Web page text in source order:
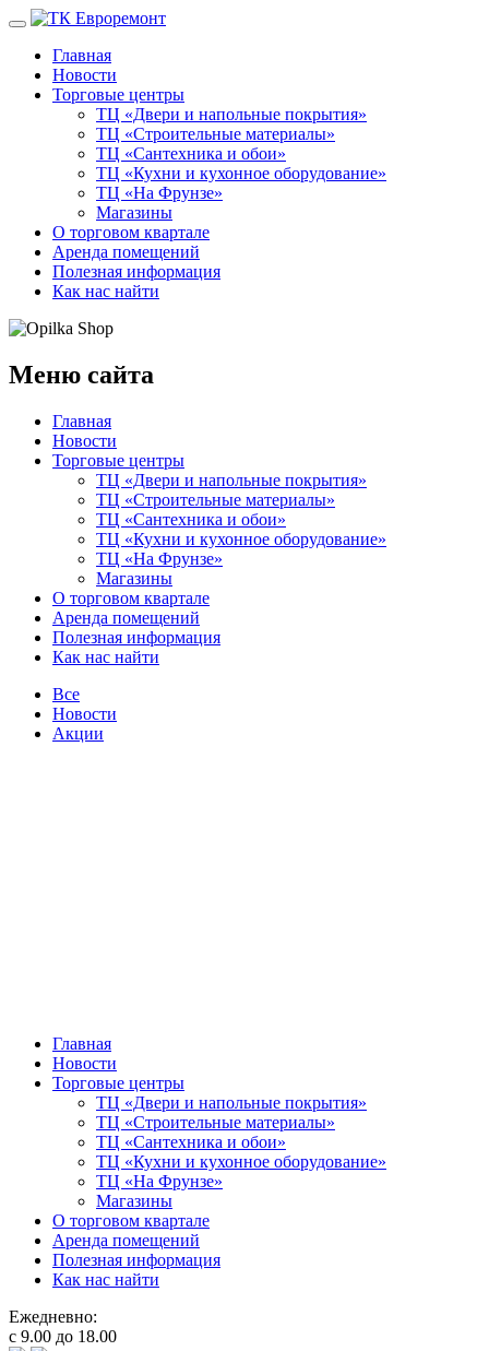
Главная
Новости
Торговые центры
ТЦ «Двери и напольные покрытия»
ТЦ «Строительные материалы»
ТЦ «Сантехника и обои»
ТЦ «Кухни и кухонное оборудование»
ТЦ «На Фрунзе»
Магазины
О торговом квартале
Аренда помещений
Полезная информация
Как нас найти
Меню сайта
Главная
Новости
Торговые центры
ТЦ «Двери и напольные покрытия»
ТЦ «Строительные материалы»
ТЦ «Сантехника и обои»
ТЦ «Кухни и кухонное оборудование»
ТЦ «На Фрунзе»
Магазины
О торговом квартале
Аренда помещений
Полезная информация
Как нас найти
Все
Новости
Акции
Главная
Новости
Торговые центры
ТЦ «Двери и напольные покрытия»
ТЦ «Строительные материалы»
ТЦ «Сантехника и обои»
ТЦ «Кухни и кухонное оборудование»
ТЦ «На Фрунзе»
Магазины
О торговом квартале
Аренда помещений
Полезная информация
Как нас найти
Ежедневно:
с 9.00 до 18.00